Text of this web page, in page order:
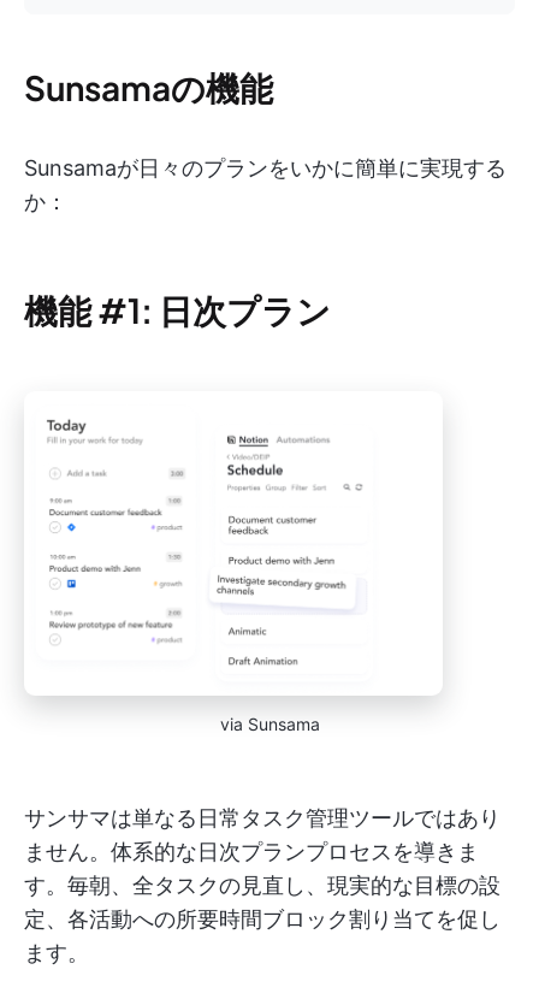
Sunsamaの機能
Sunsamaが日々のプランをいかに簡単に実現する
か：
機能 #1: 日次プラン
via Sunsama
サンサマは単なる日常タスク管理ツールではあり
ません。体系的な日次プランプロセスを導きま
す。毎朝、全タスクの見直し、現実的な目標の設
定、各活動への所要時間ブロック割り当てを促し
ます。